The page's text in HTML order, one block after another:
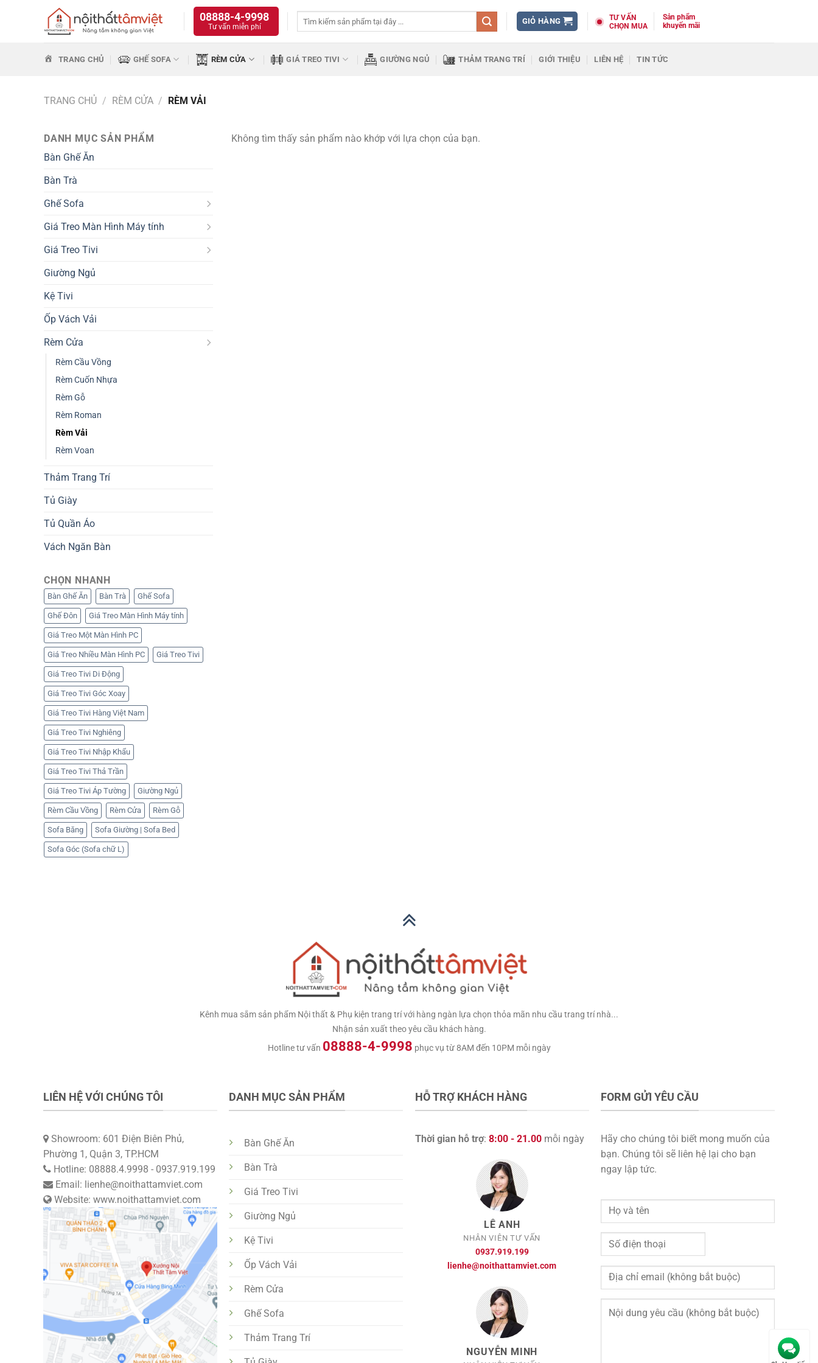
08888-4-9998
Tư vấn miễn phí
GIỎ HÀNG
TƯ VẤN
CHỌN MUA
Sản phẩm
khuyến mãi
TRANG CHỦ GHẾ SOFA RÈM CỬA GIÁ TREO TIVI GIƯỜNG NGỦ THẢM TRANG TRÍ GIỚI THIỆU LIÊN HỆ TIN TỨC
TRANG CHỦ / RÈM CỬA / RÈM VẢI
DANH MỤC SẢN PHẨM
Bàn Ghế Ăn
Bàn Trà
Ghế Sofa
Giá Treo Màn Hình Máy tính
Giá Treo Tivi
Giường Ngủ
Kệ Tivi
Ốp Vách Vải
Rèm Cửa
Rèm Cầu Vồng
Rèm Cuốn Nhựa
Rèm Gỗ
Rèm Roman
Rèm Vải
Rèm Voan
Thảm Trang Trí
Tủ Giày
Tủ Quần Áo
Vách Ngăn Bàn
CHỌN NHANH
Bàn Ghế Ăn Bàn Trà Ghế Sofa
Ghế Đôn Giá Treo Màn Hình Máy tính
Giá Treo Một Màn Hình PC
Giá Treo Nhiều Màn Hình PC Giá Treo Tivi
Giá Treo Tivi Di Động
Giá Treo Tivi Góc Xoay
Giá Treo Tivi Hàng Việt Nam
Giá Treo Tivi Nghiêng
Giá Treo Tivi Nhập Khẩu
Giá Treo Tivi Thả Trần
Giá Treo Tivi Áp Tường Giường Ngủ
Rèm Cầu Vồng Rèm Cửa Rèm Gỗ
Sofa Băng Sofa Giường | Sofa Bed
Sofa Góc (Sofa chữ L)
Không tìm thấy sản phẩm nào khớp với lựa chọn của bạn.
Kênh mua sắm sản phẩm Nội thất & Phụ kiện trang trí với hàng ngàn lựa chọn thỏa mãn nhu cầu trang trí nhà...
Nhận sản xuất theo yêu cầu khách hàng.
Hotline tư vấn 08888-4-9998 phục vụ từ 8AM đến 10PM mỗi ngày
LIÊN HỆ VỚI CHÚNG TÔI
Showroom: 601 Điện Biên Phủ,
Phường 1, Quận 3, TP.HCM
Hotline: 08888.4.9998 - 0937.919.199
Email: lienhe@noithattamviet.com
Website: www.noithattamviet.com
DANH MỤC SẢN PHẨM
Bàn Ghế Ăn
Bàn Trà
Giá Treo Tivi
Giường Ngủ
Kệ Tivi
Ốp Vách Vải
Rèm Cửa
Ghế Sofa
Thảm Trang Trí
HỖ TRỢ KHÁCH HÀNG
Thời gian hỗ trợ: 8:00 - 21.00mỗi ngày
LÊ ANH
NHÂN VIÊN TƯ VẤN
0937.919.199
lienhe@noithattamviet.com
NGUYỄN MINH
FORM GỬI YÊU CẦU
Hãy cho chúng tôi biết mong muốn của
bạn. Chúng tôi sẽ liên hệ lại cho bạn
ngay lập tức.